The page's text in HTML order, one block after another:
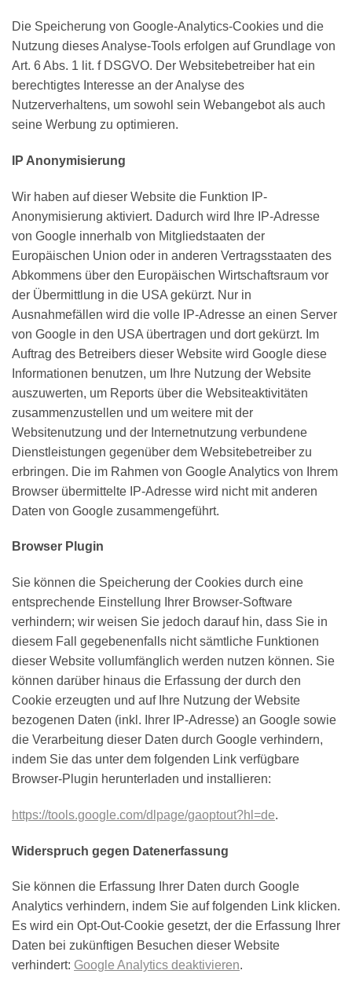
Die Speicherung von Google-Analytics-Cookies und die
Nutzung dieses Analyse-Tools erfolgen auf Grundlage von
Art. 6 Abs. 1 lit. f DSGVO. Der Websitebetreiber hat ein
berechtigtes Interesse an der Analyse des
Nutzerverhaltens, um sowohl sein Webangebot als auch
seine Werbung zu optimieren.
IP Anonymisierung
Wir haben auf dieser Website die Funktion IP-
Anonymisierung aktiviert. Dadurch wird Ihre IP-Adresse
von Google innerhalb von Mitgliedstaaten der
Europäischen Union oder in anderen Vertragsstaaten des
Abkommens über den Europäischen Wirtschaftsraum vor
der Übermittlung in die USA gekürzt. Nur in
Ausnahmefällen wird die volle IP-Adresse an einen Server
von Google in den USA übertragen und dort gekürzt. Im
Auftrag des Betreibers dieser Website wird Google diese
Informationen benutzen, um Ihre Nutzung der Website
auszuwerten, um Reports über die Websiteaktivitäten
zusammenzustellen und um weitere mit der
Websitenutzung und der Internetnutzung verbundene
Dienstleistungen gegenüber dem Websitebetreiber zu
erbringen. Die im Rahmen von Google Analytics von Ihrem
Browser übermittelte IP-Adresse wird nicht mit anderen
Daten von Google zusammengeführt.
Browser Plugin
Sie können die Speicherung der Cookies durch eine
entsprechende Einstellung Ihrer Browser-Software
verhindern; wir weisen Sie jedoch darauf hin, dass Sie in
diesem Fall gegebenenfalls nicht sämtliche Funktionen
dieser Website vollumfänglich werden nutzen können. Sie
können darüber hinaus die Erfassung der durch den
Cookie erzeugten und auf Ihre Nutzung der Website
bezogenen Daten (inkl. Ihrer IP-Adresse) an Google sowie
die Verarbeitung dieser Daten durch Google verhindern,
indem Sie das unter dem folgenden Link verfügbare
Browser-Plugin herunterladen und installieren:
https://tools.google.com/dlpage/gaoptout?hl=de.
Widerspruch gegen Datenerfassung
Sie können die Erfassung Ihrer Daten durch Google
Analytics verhindern, indem Sie auf folgenden Link klicken.
Es wird ein Opt-Out-Cookie gesetzt, der die Erfassung Ihrer
Daten bei zukünftigen Besuchen dieser Website
verhindert: Google Analytics deaktivieren.